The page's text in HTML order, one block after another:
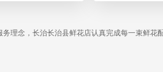
理念，长治长治县鲜花店认真完成每一束鲜花